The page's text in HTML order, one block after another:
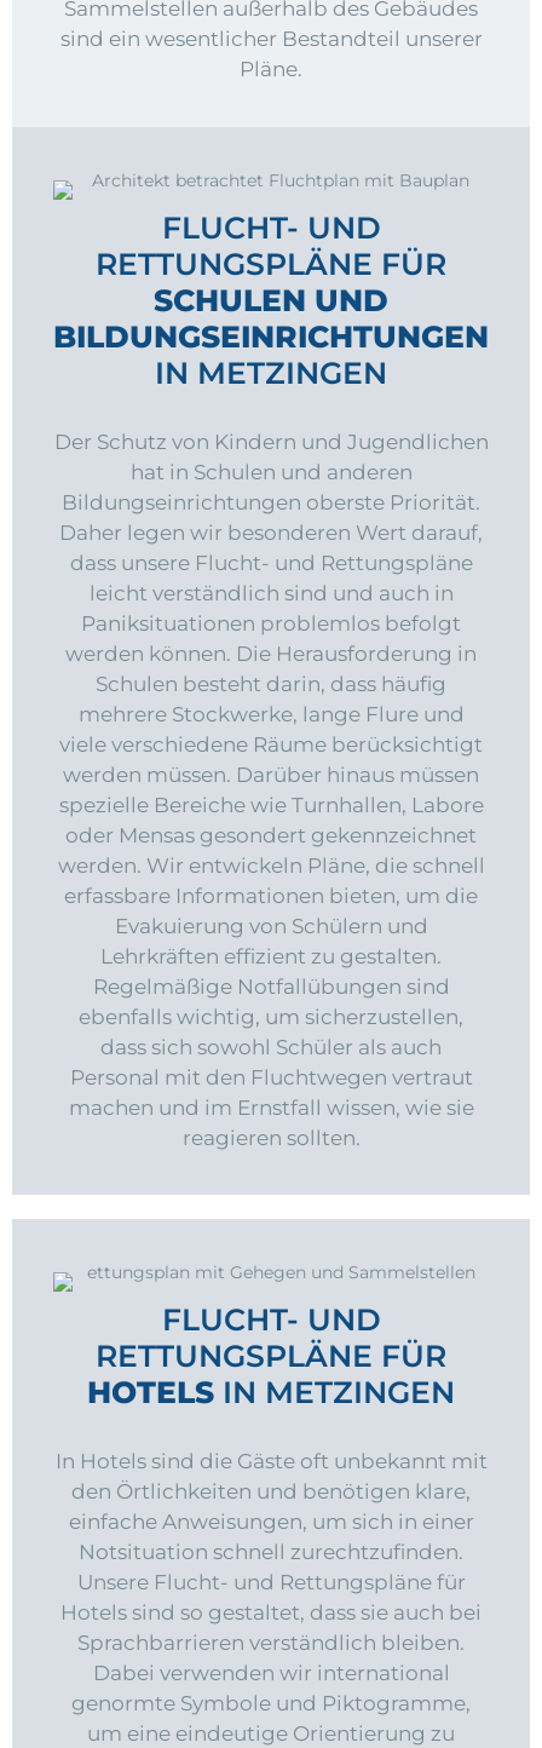
Sammelstellen außerhalb des Gebäudes
sind ein wesentlicher Bestandteil unserer
Pläne.
FLUCHT- UND
RETTUNGSPLÄNE FÜR
SCHULEN UND
BILDUNGSEINRICHTUNGEN
IN METZINGEN
Der Schutz von Kindern und Jugendlichen
hat in Schulen und anderen
Bildungseinrichtungen oberste Priorität.
Daher legen wir besonderen Wert darauf,
dass unsere Flucht- und Rettungspläne
leicht verständlich sind und auch in
Paniksituationen problemlos befolgt
werden können. Die Herausforderung in
Schulen besteht darin, dass häufig
mehrere Stockwerke, lange Flure und
viele verschiedene Räume berücksichtigt
werden müssen. Darüber hinaus müssen
spezielle Bereiche wie Turnhallen, Labore
oder Mensas gesondert gekennzeichnet
werden. Wir entwickeln Pläne, die schnell
erfassbare Informationen bieten, um die
Evakuierung von Schülern und
Lehrkräften effizient zu gestalten.
Regelmäßige Notfallübungen sind
ebenfalls wichtig, um sicherzustellen,
dass sich sowohl Schüler als auch
Personal mit den Fluchtwegen vertraut
machen und im Ernstfall wissen, wie sie
reagieren sollten.
FLUCHT- UND
RETTUNGSPLÄNE FÜR
HOTELS IN METZINGEN
In Hotels sind die Gäste oft unbekannt mit
den Örtlichkeiten und benötigen klare,
einfache Anweisungen, um sich in einer
Notsituation schnell zurechtzufinden.
Unsere Flucht- und Rettungspläne für
Hotels sind so gestaltet, dass sie auch bei
Sprachbarrieren verständlich bleiben.
Dabei verwenden wir international
genormte Symbole und Piktogramme,
um eine eindeutige Orientierung zu